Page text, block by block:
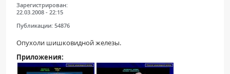
Зарегистрирован:
22.03.2008 - 22:15
Публикации: 54876
Опухоли шишковидной железы.
Приложения: